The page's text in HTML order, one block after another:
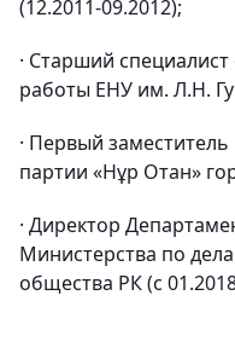
(12.2011-09.2012);
· Старший
работы ЕНУ им. Л.Н.
· Первый
партии «Нұр Отан»
· Директор
Министерства по
общества РК (с